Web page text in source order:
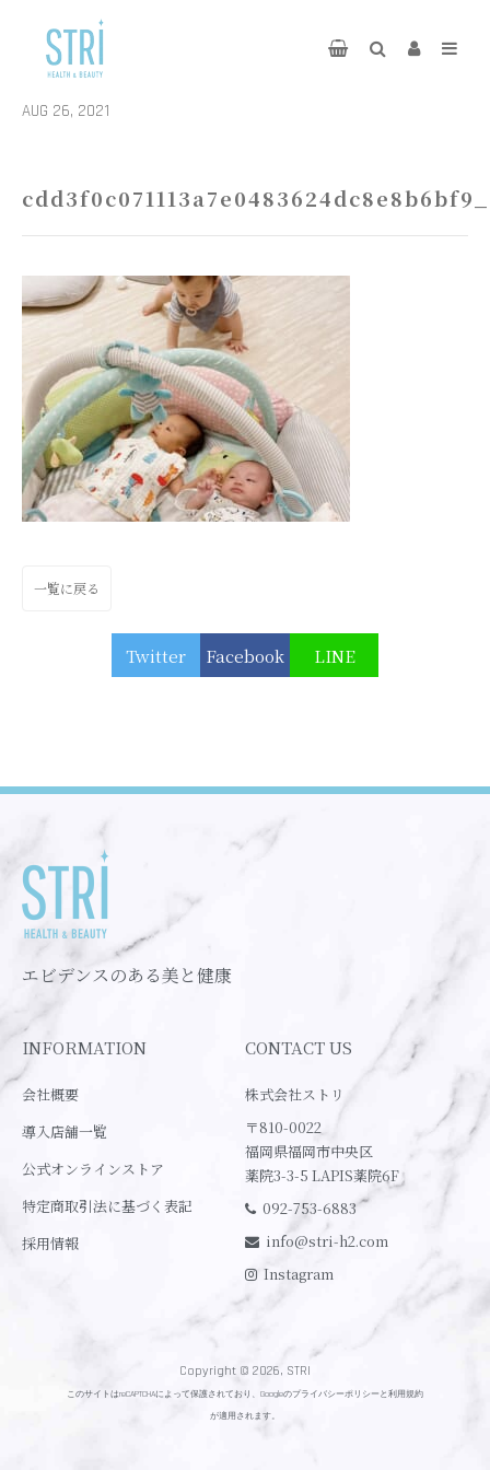
AUG 26, 2021
一覧に戻る
Twitter Facebook LINE
エビデンスのある美と健康
INFORMATION
会社概要
導入店舗一覧
公式オンラインストア
特定商取引法に基づく表記
採用情報
CONTACT US
株式会社ストリ
〒810-0022
福岡県福岡市中央区
薬院3-3-5 LAPIS薬院6F
092-753-6883
info@stri-h2.com
Instagram
Copyright © 2026, STRI
このサイトはreCAPTCHAによって保護されており、Googleのプライバシーポリシーと利用規約
が適用されます。